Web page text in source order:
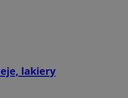
lakiery